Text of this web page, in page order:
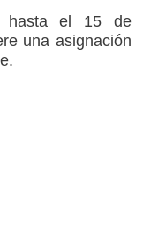
hasta el 15 de
una asignación